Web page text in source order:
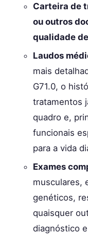
Carteira de
ou outros
qualidade
Laudos
mais
G71.0, o
tratamentos
quadro e,
funcionais
para a vida
Exames
musculares,
genéticos,
quaisquer
diagnóstico